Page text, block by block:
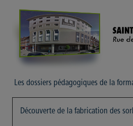
Les dossiers pédagogiques de la
Découverte de la fabrication des